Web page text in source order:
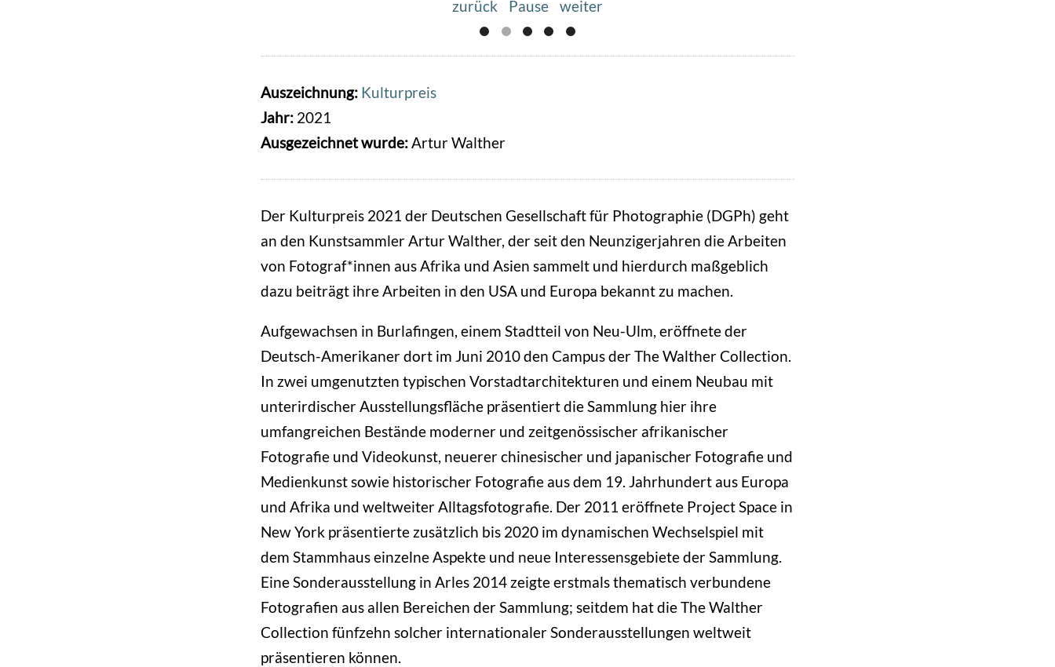
zurück Pause weiter
Auszeichnung: Kulturpreis
Jahr: 2021
Ausgezeichnet wurde:Artur Walther
Der Kulturpreis 2021 der Deutschen Gesellschaft für Photographie (DGPh) geht
an den Kunstsammler Artur Walther, der seit den Neunzigerjahren die Arbeiten
von Fotograf*innen aus Afrika und Asien sammelt und hierdurch maßgeblich
dazu beiträgt ihre Arbeiten in den USA und Europa bekannt zu machen.
Aufgewachsen in Burlafingen, einem Stadtteil von Neu-Ulm, eröffnete der
Deutsch-Amerikaner dort im Juni 2010 den Campus der The Walther Collection.
In zwei umgenutzten typischen Vorstadtarchitekturen und einem Neubau mit
unterirdischer Ausstellungsfläche präsentiert die Sammlung hier ihre
umfangreichen Bestände moderner und zeitgenössischer afrikanischer
Fotografie und Videokunst, neuerer chinesischer und japanischer Fotografie und
Medienkunst sowie historischer Fotografie aus dem 19. Jahrhundert aus Europa
und Afrika und weltweiter Alltagsfotografie. Der 2011 eröffnete Project Space in
New York präsentierte zusätzlich bis 2020 im dynamischen Wechselspiel mit
dem Stammhaus einzelne Aspekte und neue Interessensgebiete der Sammlung.
Eine Sonderausstellung in Arles 2014 zeigte erstmals thematisch verbundene
Fotografien aus allen Bereichen der Sammlung; seitdem hat die The Walther
Collection fünfzehn solcher internationaler Sonderausstellungen weltweit
präsentieren können.